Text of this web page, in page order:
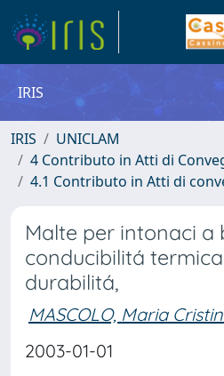
IRIS
IRIS
UNICLAM
4 Contributo in Atti di
4.1 Contributo in Atti di
Malte per intonaci a
conducibilitá
durabilitá,
MASCOLO, Maria
2003-01-01